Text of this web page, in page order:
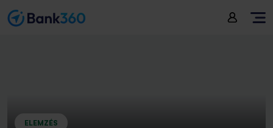
ELEMZÉS